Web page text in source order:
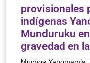
provisionales
indígenas
Munduruku
gravedad en